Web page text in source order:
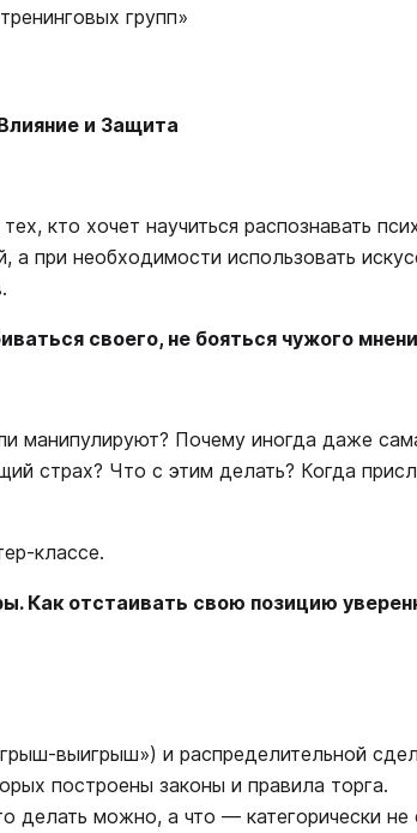
групп»
и Защита
кто хочет научиться распознавать
при необходимости использовать
своего, не бояться чужого
манипулируют? Почему иногда даже
страх? Что с этим делать? Когда
классе.
Как отстаивать свою позицию
выигрыш») и распределительной
построены законы и правила торга.
делать можно, а что — категорически не